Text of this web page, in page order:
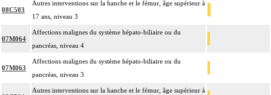
08C503
Autres interventions sur la hanche et le fémur, âge supérieur à
17 ans, niveau 3
07M064
Affections malignes du système hépato-biliaire ou du
pancréas, niveau 4
07M063
Affections malignes du système hépato-biliaire ou du
pancréas, niveau 3
Autres interventions sur la hanche et le fémur, âge supérieur à